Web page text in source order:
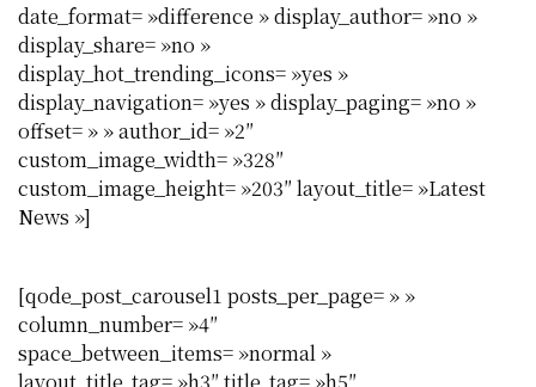
date_format= »difference » display_author= »no »
display_share= »no »
display_hot_trending_icons= »yes »
display_navigation= »yes » display_paging= »no »
offset= » » author_id= »2″
custom_image_width= »328″
custom_image_height= »203″ layout_title= »Latest
News »]
[qode_post_carousel1 posts_per_page= » »
column_number= »4″
space_between_items= »normal »